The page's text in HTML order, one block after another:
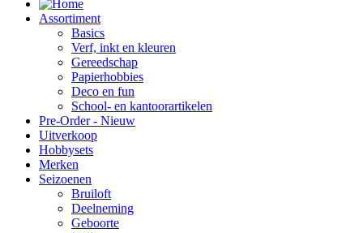
Assortiment
Basics
Verf, inkt en kleuren
Gereedschap
Papierhobbies
Deco en fun
School- en kantoorartikelen
Pre-Order - Nieuw
Uitverkoop
Hobbysets
Merken
Seizoenen
Bruiloft
Deelneming
Geboorte